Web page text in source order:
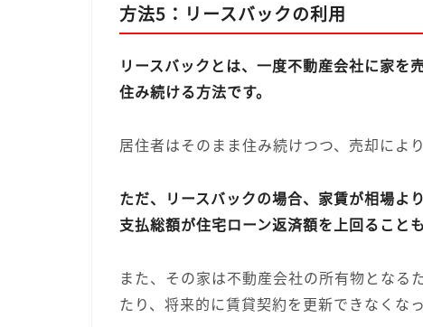
方法5：リースバックの利用
リースバックとは、一度不動産会社に家を
住み続ける方法です。
居住者はそのまま住み続けつつ、売却によ
ただ、リースバックの場合、家賃が相場よ
支払総額が住宅ローン返済額を上回ることも
また、その家は不動産会社の所有物となる
たり、将来的に賃貸契約を更新できなくな